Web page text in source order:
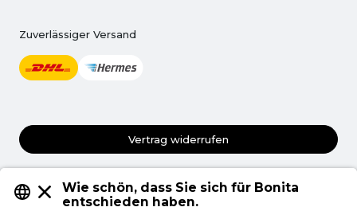
Zuverlässiger Versand
Vertrag widerrufen